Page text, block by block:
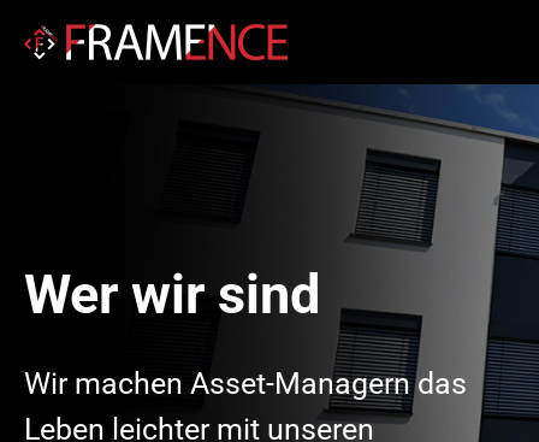
Wer wir sind
Wir machen Asset-Managern das
Leben leichter mit unseren